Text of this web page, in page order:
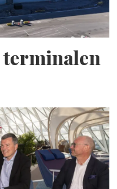
terminalen